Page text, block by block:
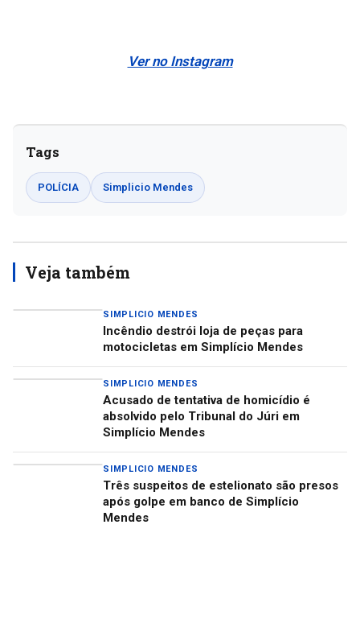
Ver no Instagram
Tags
POLÍCIA Simplicio Mendes
Veja também
SIMPLICIO MENDES
Incêndio destrói loja de peças para
motocicletas em Simplício Mendes
SIMPLICIO MENDES
Acusado de tentativa de homicídio é
absolvido pelo Tribunal do Júri em
Simplício Mendes
SIMPLICIO MENDES
Três suspeitos de estelionato são presos
após golpe em banco de Simplício
Mendes